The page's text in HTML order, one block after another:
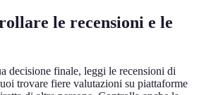
le recensioni e le
decisione finale, leggi le recensioni di
trovare fiere valutazioni su piattaforme